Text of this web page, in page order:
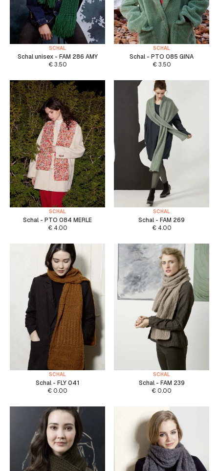
SCHAL
Schal unisex - FAM 286 AMY
€3.50
SCHAL
Schal - PTO 085 GINA
€3.50
SCHAL
Schal - PTO 084 MERLE
€4.00
SCHAL
Schal - FAM 269
€4.00
SCHAL
Schal - FLY 041
€ 0.00
SCHAL
Schal - FAM 239
€ 0.00